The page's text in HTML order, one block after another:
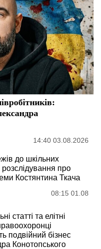
14:40 03.08.2026
до шкільних
розслідування про
Костянтина Ткача
08:15 01.08
статті та елітні
подвійний бізнес
Конотопського